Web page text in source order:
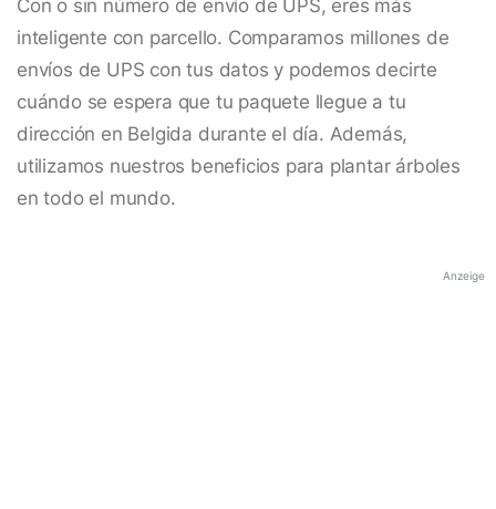
Con o sin número de envío de UPS, eres más
inteligente con parcello. Comparamos millones de
envíos de UPS con tus datos y podemos decirte
cuándo se espera que tu paquete llegue a tu
dirección en Belgida durante el día. Además,
utilizamos nuestros beneficios para plantar árboles
en todo el mundo.
Anzeige